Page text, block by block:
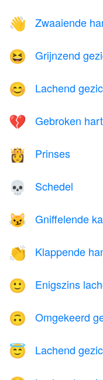
👋 Zwaaiende
😆 Grijnzend
😊 Lachend
💔 Gebroken hart
👸 Prinses
💀 Schedel
😼 Gniffelende
👏 Klappende
🙂 Enigszins
🙃 Omgekeerd
😇 Lachend